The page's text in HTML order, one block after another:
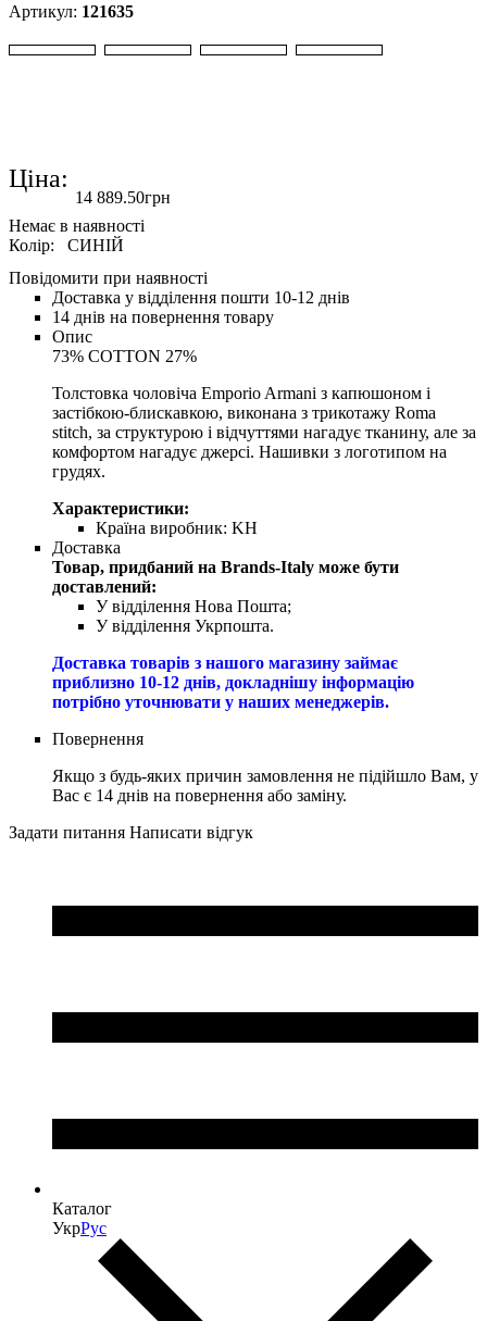
121635
Ціна:
14 889.50грн
Колір:
СИНІЙ
Повідомити при наявності
Доставка у відділення пошти 10-12 днів
14 днів на повернення товару
Опис
73% COTTON 27%
Толстовка чоловіча Emporio Armani з капюшоном і
застібкою-блискавкою, виконана з трикотажу Roma
stitch, за структурою і відчуттями нагадує тканину, але за
комфортом нагадує джерсі. Нашивки з логотипом на
грудях.
Характеристики:
Країна виробник: KH
Доставка
Товар, придбаний на Brands-Italy може бути
доставлений:
У відділення Нова Пошта;
У відділення Укрпошта.
Доставка товарів з нашого магазину займає
приблизно 10-12 днів, докладнішу інформацію
потрібно уточнювати у наших менеджерів.
Повернення
Якщо з будь-яких причин замовлення не підійшло Вам, у
Вас є 14 днів на повернення або заміну.
Задати питання Написати відгук
Каталог
УкрРус